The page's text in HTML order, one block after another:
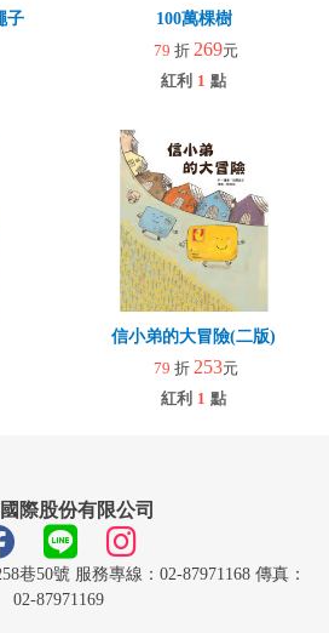
子
100萬棵樹
79 折 269元
紅利 1 點
信小弟的大冒險(二版)
79 折 253元
紅利 1 點
際股份有限公司
巷50號 服務專線：02-87971168 傳真：
02-87971169